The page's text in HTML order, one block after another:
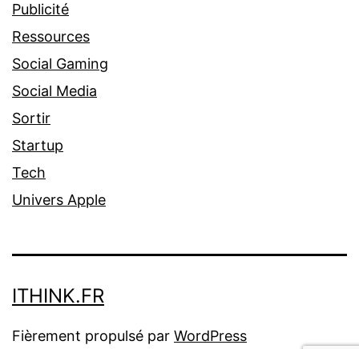
Publicité
Ressources
Social Gaming
Social Media
Sortir
Startup
Tech
Univers Apple
ITHINK.FR
Fièrement propulsé par WordPress